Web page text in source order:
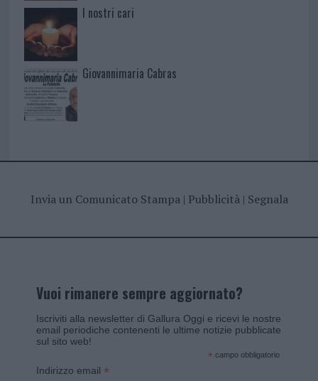
I nostri cari
Giovannimaria Cabras
Invia un Comunicato Stampa| Pubblicità| Segnala
Vuoi rimanere sempre aggiornato?
Iscriviti alla newsletter di Gallura Oggi e ricevi le nostre
email periodiche contenenti le ultime notizie pubblicate
sul sito web!
* campo obbligatorio
Indirizzo email *